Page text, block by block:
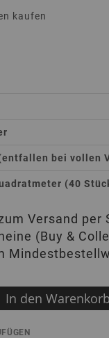
kaufen
bei vollen
(40
Versand per
(Buy &
In den Warenkorb